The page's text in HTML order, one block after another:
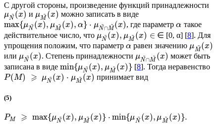
С другой стороны, произведение функций принадлежности
μN
~ (x) и μM
~ (x) можно записать в виде
max{μN
~(x), μM
~ (x), α} ⋅ μN
~
∩M
~(x), где параметрα такое
действительное число, что μN
~(x), μM
~ (x) ∈ ∈ [0, α] [8]. Для
упрощения положим, что параметр α равен значению μM
~(x)
или μN
~(x). Степень принадлежности μN
~
∩M
~ (x) может быть
записана в виде min{μN
~ (x), μM
~ (x)} [8]. Тогда неравенство
P(M) ⩾ μN
~ (x) ⋅ μM
~ (x) принимает вид
(5)
PM ⩾ max{μN
~(x), μM
~ (x) } ⋅ min{μN
~(x), μM
~ (x) }.